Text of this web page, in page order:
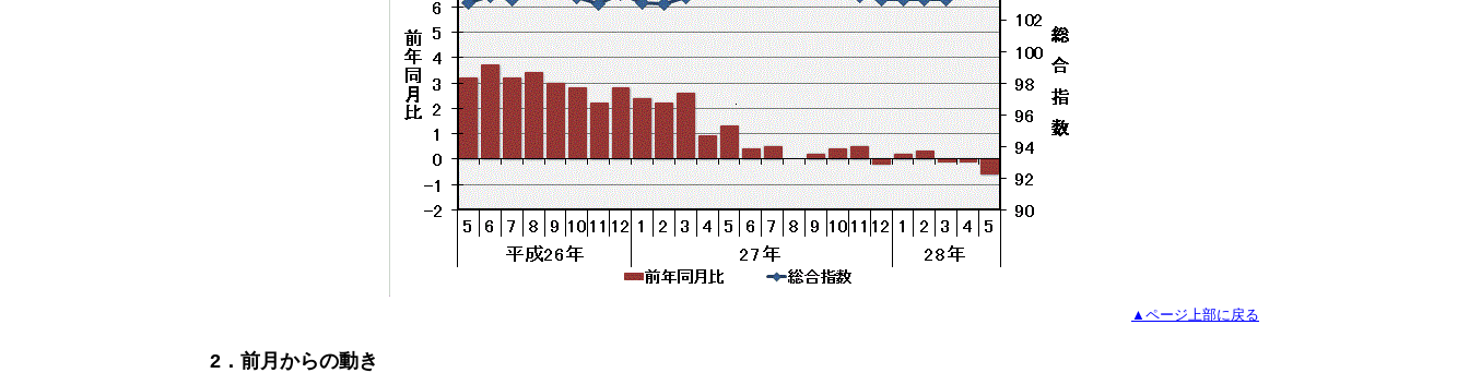
▲ページ上部に戻る
2．前月からの動き